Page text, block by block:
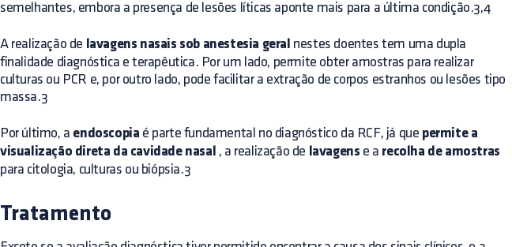
semelhantes, embora a presença de lesões líticas aponte mais para a última condição.3,4
A realização de lavagens nasais sob anestesia geral nestes doentes tem uma dupla
finalidade diagnóstica e terapêutica. Por um lado, permite obter amostras para realizar
culturas ou PCR e, por outro lado, pode facilitar a extração de corpos estranhos ou lesões tipo
massa.3
Por último, a endoscopia é parte fundamental no diagnóstico da RCF, já que permite a
visualização direta da cavidade nasal , a realização de lavagens e a recolha de amostras
para citologia, culturas ou biópsia.3
Tratamento